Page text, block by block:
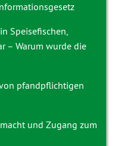
Speisefischen,
– Warum wurde die
pfandpflichtigen
und Zugang zum